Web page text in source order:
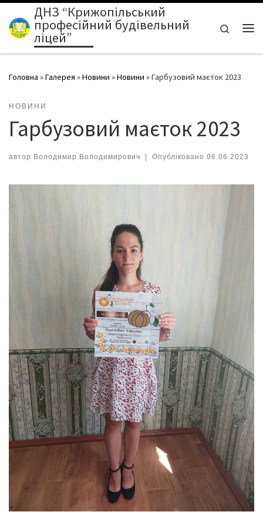
Перейти до вмісту
ДНЗ “Крижопільський
професійний будівельний
ліцей”
Search
Головна »Галерея »Новини »Новини »Гарбузовий маєток 2023
НОВИНИ
Гарбузовий маєток 2023
автор Володимир Володимирович Опубліковано 06.06.2023